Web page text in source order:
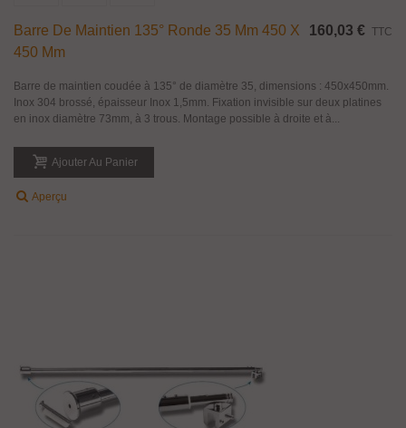
Barre De Maintien 135° Ronde 35 Mm 450 X
450 Mm
160,03 € TTC
Barre de maintien coudée à 135° de diamètre 35, dimensions : 450x450mm.
Inox 304 brossé, épaisseur Inox 1,5mm. Fixation invisible sur deux platines
en inox diamètre 73mm, à 3 trous. Montage possible à droite et à...
Ajouter Au Panier
Aperçu